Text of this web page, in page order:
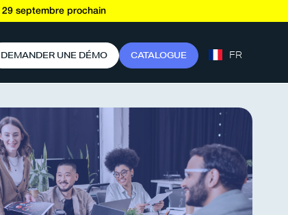
septembre prochain
DEMANDER UNE DÉMO CATALOGUE FR